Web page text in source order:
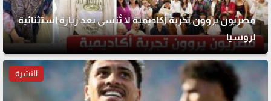
مصريون يروون تجربة أكاديمية لا تُنسى بعد زيارة استثنائية
لروسيا
النشرة